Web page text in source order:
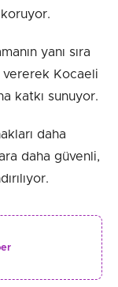
yanı sıra
Kocaeli
katkı sunuyor.
daha
daha güvenli,